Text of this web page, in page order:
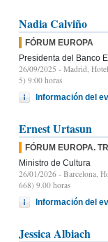
Nadia Calviño
FÓRUM EUROPA
Presidenta del Banco
26/09/2025 - Madrid,
5) 9:00 horas
Información del
Ernest Urtasun
FÓRUM EUROPA.
Ministro de Cultura
26/01/2026 - Barcelona,
668) 9.00 horas
Información del
Jessica Albiach